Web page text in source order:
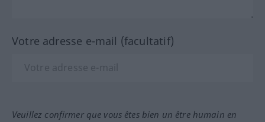
Votre adresse e-mail (facultatif)
Veuillez confirmer que vous êtes bien un être humain en